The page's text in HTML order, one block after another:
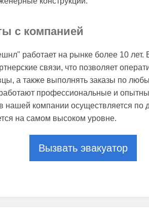
с компанией
работает на рынке более 10
связи, что позволяет
а также выполнять заказы по
профессиональные и
нашей компании осуществляется по
на самом высоком уровне.
Вызвать эвакуатор